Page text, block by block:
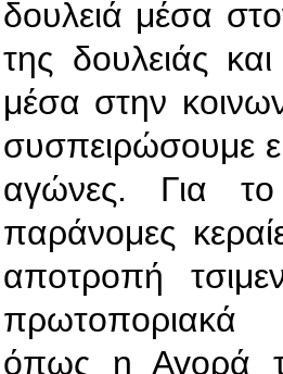
δουλειά μέσα
της δουλειάς
μέσα στην
συσπειρώσουμε
αγώνες. Για
παράνομες
αποτροπή
πρωτοποριακά
όπως η Αγορά